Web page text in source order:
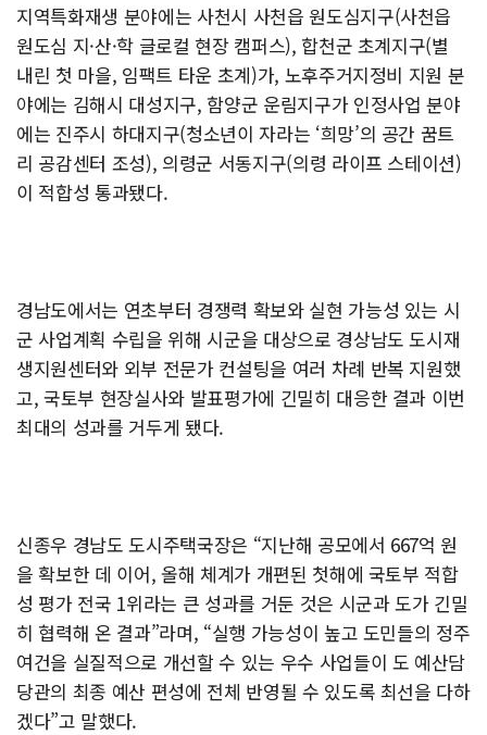
지역특화재생 분야에는 사천시 사천읍 원도심지구(사천읍
원도심 지·산·학 글로컬 현장 캠퍼스), 합천군 초계지구(별
내린 첫 마을, 임팩트 타운 초계)가, 노후주거지정비 지원 분
야에는 김해시 대성지구, 함양군 운림지구가 인정사업 분야
에는 진주시 하대지구(청소년이 자라는 ‘희망’의 공간 꿈트
리 공감센터 조성), 의령군 서동지구(의령 라이프 스테이션)
이 적합성 통과됐다.
경남도에서는 연초부터 경쟁력 확보와 실현 가능성 있는 시
군 사업계획 수립을 위해 시군을 대상으로 경상남도 도시재
생지원센터와 외부 전문가 컨설팅을 여러 차례 반복 지원했
고, 국토부 현장실사와 발표평가에 긴밀히 대응한 결과 이번
최대의 성과를 거두게 됐다.
신종우 경남도 도시주택국장은 “지난해 공모에서 667억 원
을 확보한 데 이어, 올해 체계가 개편된 첫해에 국토부 적합
성 평가 전국 1위라는 큰 성과를 거둔 것은 시군과 도가 긴밀
히 협력해 온 결과”라며, “실행 가능성이 높고 도민들의 정주
여건을 실질적으로 개선할 수 있는 우수 사업들이 도 예산담
당관의 최종 예산 편성에 전체 반영될 수 있도록 최선을 다하
겠다”고 말했다.